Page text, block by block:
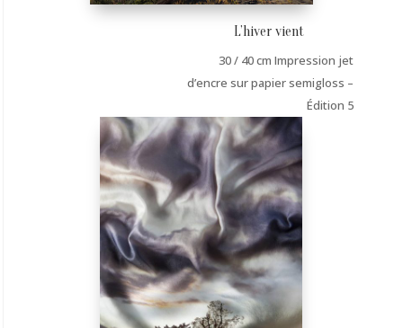
L’hiver vient
30 / 40 cm Impression jet
d’encre sur papier semigloss –
Édition 5